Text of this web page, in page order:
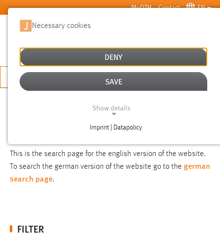
Skip to main content MyOTH Contact EN
APPLY NOW
This is the search page for the english version of the website.
To search the german version of the website go to the german
search page.
FILTER
Necessary cookies
DENY
SAVE
Show details
Imprint | Datapolicy